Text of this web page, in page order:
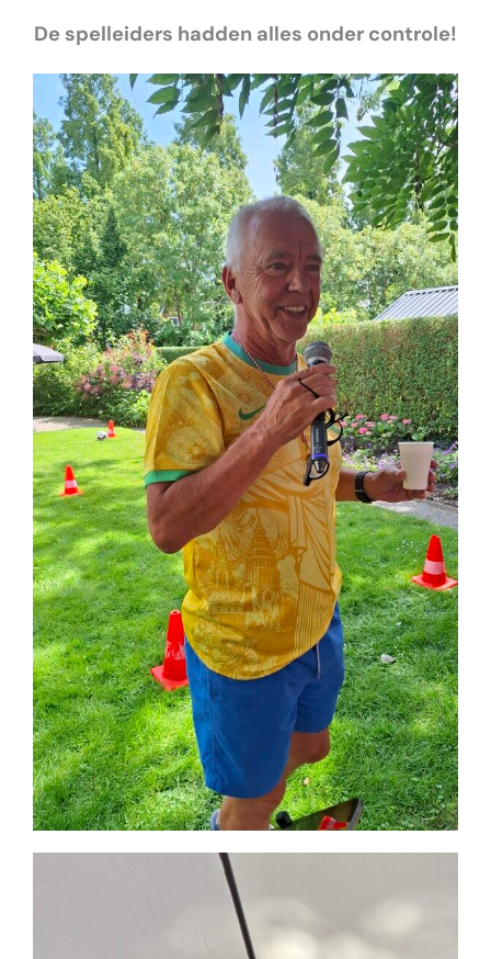
De spelleiders hadden alles onder controle!